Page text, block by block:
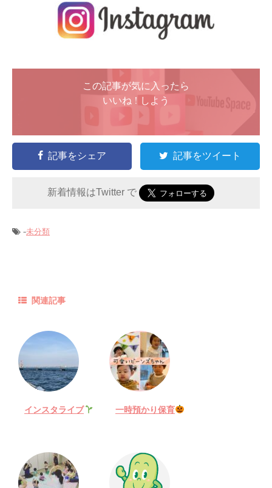
この記事が気に入ったら
いいね ! しよう
記事をシェア 記事をツイート
新着情報はTwitter で
-未分類
関連記事
インスタライブ 一時預かり保育